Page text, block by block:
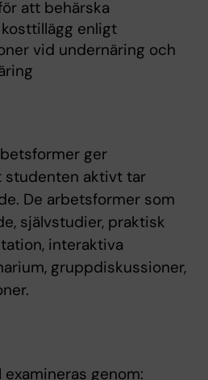
att behärska
enligt
vid undernäring och
ger
aktivt tar
De arbetsformer som
självstudier, praktisk
interaktiva
gruppdiskussioner,
genom: